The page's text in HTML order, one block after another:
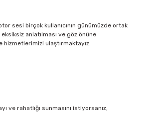
sesi birçok kullanıcının günümüzde ortak
anlatılması ve göz önüne
hizmetlerimizi ulaştırmaktayız.
ve rahatlığı sunmasını istiyorsanız,